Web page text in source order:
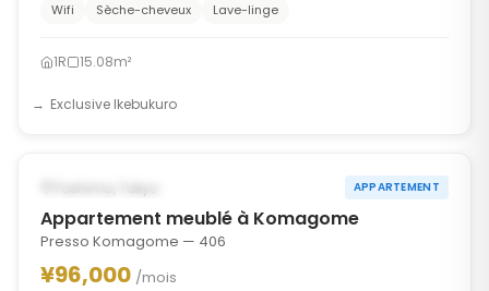
Wifi Sèche-cheveux Lave-linge
1R 15.08m²
Exclusive Ikebukuro
Toshima, Tokyo APPARTEMENT
Appartement meublé à Komagome
Presso Komagome — 406
¥96,000 /mois